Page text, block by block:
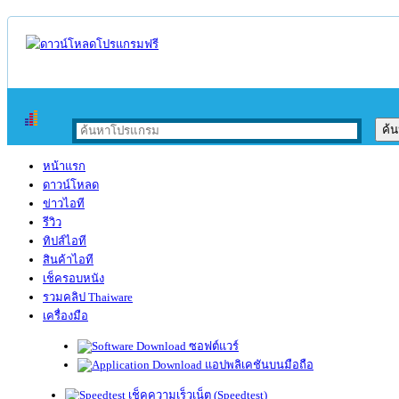
หน้าแรก
ดาวน์โหลด
ข่าวไอที
รีวิว
ทิปส์ไอที
สินค้าไอที
เช็ครอบหนัง
รวมคลิป Thaiware
เครื่องมือ
ซอฟต์แวร์
แอปพลิเคชันบนมือถือ
เช็คความเร็วเน็ต (Speedtest)